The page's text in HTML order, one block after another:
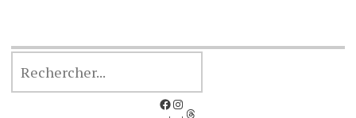
Facebook
Instagram
Threads